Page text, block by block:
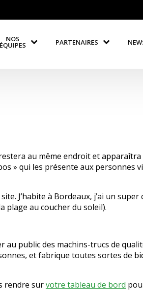
NOS
ÉQUIPES PARTENAIRES
au même endroit et
» qui les présente aux personnes
J’habite à Bordeaux, j’ai un
plage au coucher du soleil).
au public des machins-trucs de
et fabrique toutes sortes de
rendre survotre tableau de bord